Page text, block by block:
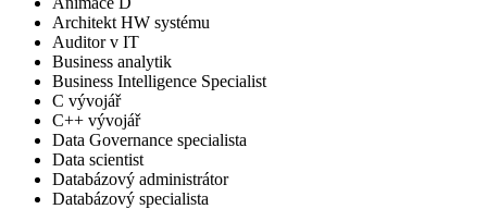
Architekt HW systému
Auditor v IT
Business analytik
Business Intelligence Specialist
C vývojář
C++ vývojář
Data Governance specialista
Data scientist
Databázový administrátor
Databázový specialista